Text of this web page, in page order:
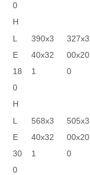
0
H
L
E
18
0
H
390x3
40x32
1
327x3
00x20
0
L
E
30
0
568x3
40x32
1
505x3
00x20
0